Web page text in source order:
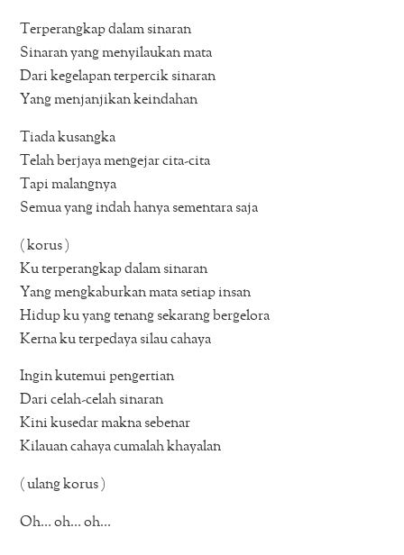
Terperangkap dalam sinaran
Sinaran yang menyilaukan mata
Dari kegelapan terpercik sinaran
Yang menjanjikan keindahan
Tiada kusangka
Telah berjaya mengejar cita-cita
Tapi malangnya
Semua yang indah hanya sementara saja
( korus )
Ku terperangkap dalam sinaran
Yang mengkaburkan mata setiap insan
Hidup ku yang tenang sekarang bergelora
Kerna ku terpedaya silau cahaya
Ingin kutemui pengertian
Dari celah-celah sinaran
Kini kusedar makna sebenar
Kilauan cahaya cumalah khayalan
( ulang korus )
Oh… oh… oh…